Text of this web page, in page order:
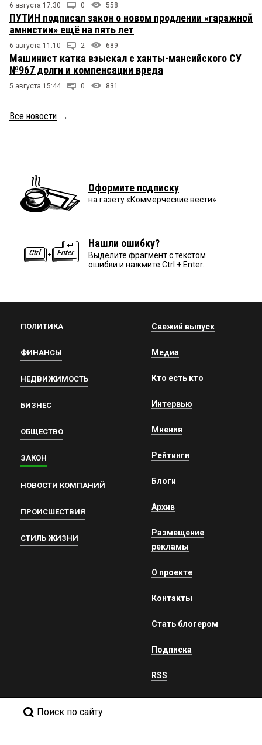
6 августа 17:30 0 558
ПУТИН подписал закон о новом продлении «гаражной
амнистии» ещё на пять лет
6 августа 11:10 2 689
Машинист катка взыскал с ханты-мансийского СУ
№967 долги и компенсации вреда
5 августа 15:44 0 831
Все новости →
Оформите подписку
на газету «Коммерческие вести»
Нашли ошибку?
Выделите фрагмент с текстом
ошибки и нажмите Ctrl + Enter.
ПОЛИТИКА
ФИНАНСЫ
НЕДВИЖИМОСТЬ
БИЗНЕС
ОБЩЕСТВО
ЗАКОН
НОВОСТИ КОМПАНИЙ
ПРОИСШЕСТВИЯ
СТИЛЬ ЖИЗНИ
Свежий выпуск
Медиа
Кто есть кто
Интервью
Мнения
Рейтинги
Блоги
Архив
Размещение
рекламы
О проекте
Контакты
Стать блогером
Подписка
RSS
Поиск по сайту